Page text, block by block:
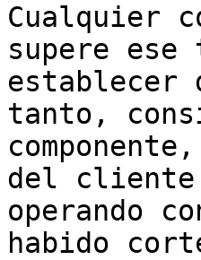
Cualquier
supere
tanto,
del cliente
operando
habido